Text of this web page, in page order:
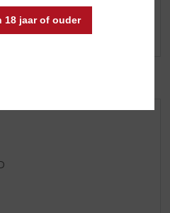
18 jaar of ouder
voor dit product